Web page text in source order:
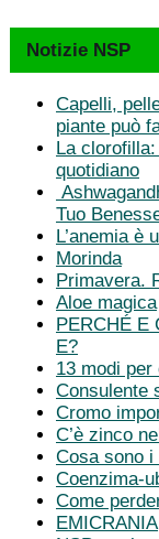
Notizie NSP
Capelli,
piante può
La
quotidiano
Tuo
L’anemia è
Morinda
Primavera.
Aloe magica
PERCHÉ E
E?
13 modi
Consulente
Cromo
C’è zinco
Cosa sono i
Coenzima-
Come
EMICRANIA